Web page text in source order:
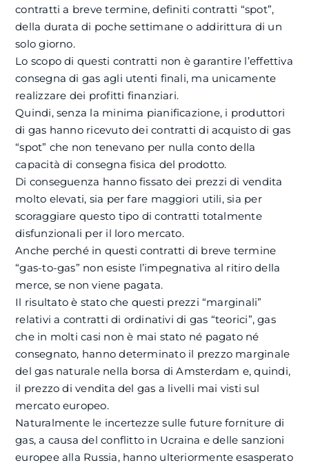
contratti a breve termine, definiti contratti “spot”,
della durata di poche settimane o addirittura di un
solo giorno.
Lo scopo di questi contratti non è garantire l’effettiva
consegna di gas agli utenti finali, ma unicamente
realizzare dei profitti finanziari.
Quindi, senza la minima pianificazione, i produttori
di gas hanno ricevuto dei contratti di acquisto di gas
“spot” che non tenevano per nulla conto della
capacità di consegna fisica del prodotto.
Di conseguenza hanno fissato dei prezzi di vendita
molto elevati, sia per fare maggiori utili, sia per
scoraggiare questo tipo di contratti totalmente
disfunzionali per il loro mercato.
Anche perché in questi contratti di breve termine
“gas-to-gas” non esiste l’impegnativa al ritiro della
merce, se non viene pagata.
Il risultato è stato che questi prezzi “marginali”
relativi a contratti di ordinativi di gas “teorici”, gas
che in molti casi non è mai stato né pagato né
consegnato, hanno determinato il prezzo marginale
del gas naturale nella borsa di Amsterdam e, quindi,
il prezzo di vendita del gas a livelli mai visti sul
mercato europeo.
Naturalmente le incertezze sulle future forniture di
gas, a causa del conflitto in Ucraina e delle sanzioni
europee alla Russia, hanno ulteriormente esasperato